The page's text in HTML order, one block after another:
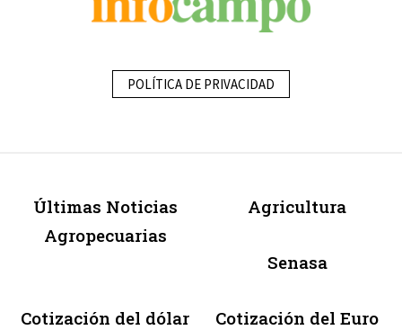
POLÍTICA DE PRIVACIDAD
Últimas Noticias
Agropecuarias
Agricultura
Senasa
Cotización del dólar Cotización del Euro